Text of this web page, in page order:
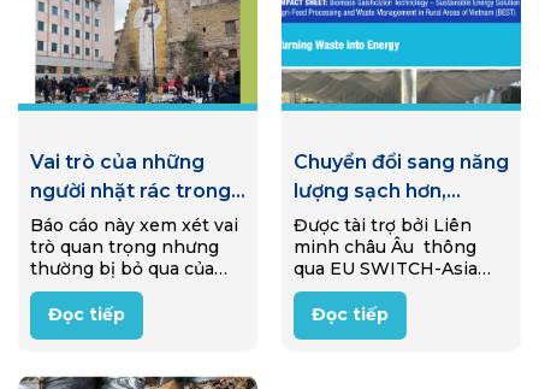
Vai trò của những
người nhặt rác trong
nền kinh tế tái sử
dụng ở Ý
Báo cáo này xem xét vai
trò quan trọng nhưng
thường bị bỏ qua của
những người nhặt rác
trong nền kinh tế tái sử
dụng của Ý (reuse
nghiên cứu…
Đọc tiếp
Chuyển đổi sang năng
lượng sạch hơn,
thông qua quá trình
khí hóa sinh khối
Được tài trợ bởi Liên
minh châu Âu thông
qua EU SWITCH-Asia
Programme, một dự án
đã được triển khai từ
2020-2025 nhằm hỗ trợ
Đọc tiếp